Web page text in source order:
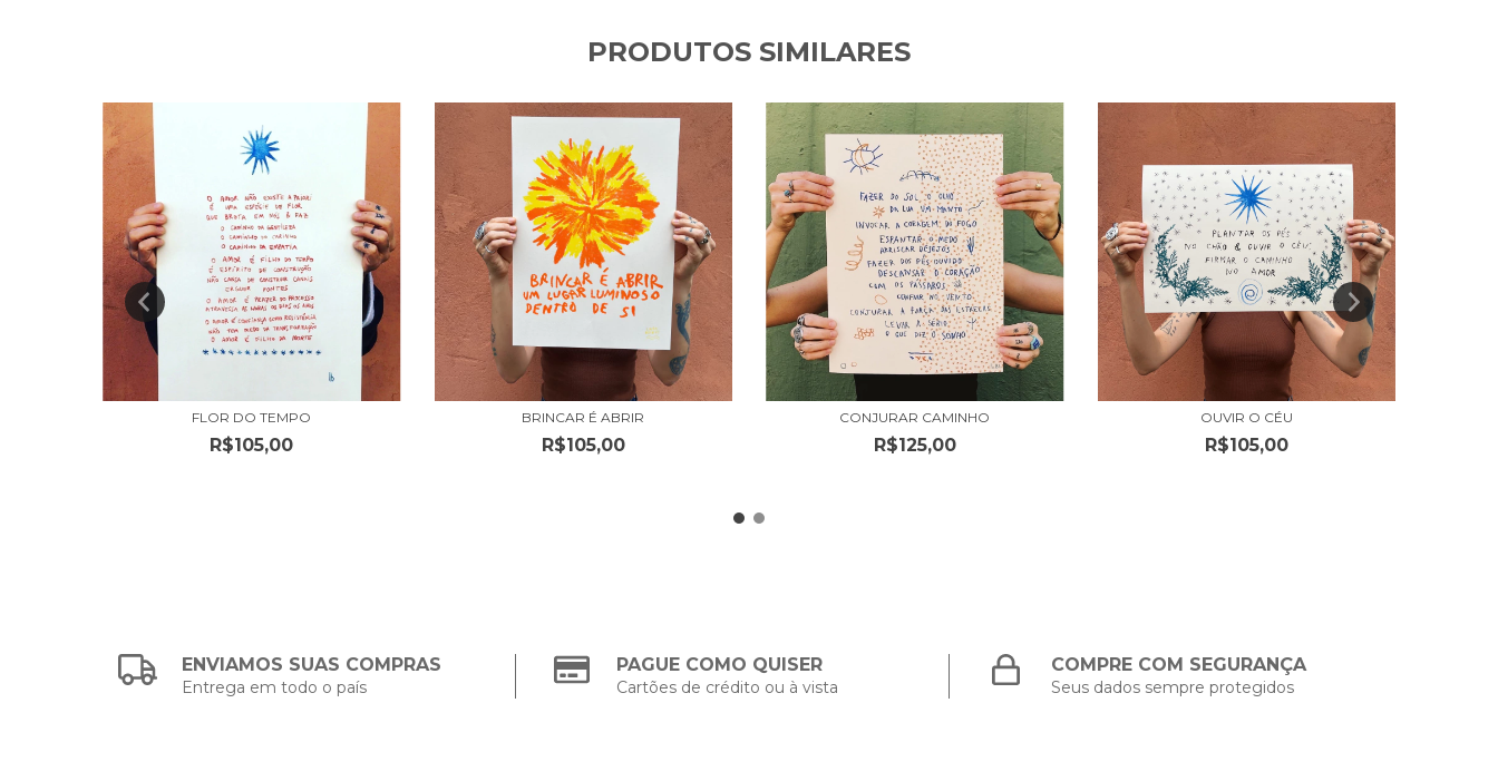
PRODUTOS SIMILARES
FLOR DO TEMPO
R$105,00
BRINCAR É ABRIR
R$105,00
CONJURAR CAMINHO
R$125,00
OUVIR O CÉU
R$105,00
ENVIAMOS SUAS COMPRAS
Entrega em todo o país
PAGUE COMO QUISER
Cartões de crédito ou à vista
COMPRE COM SEGURANÇA
Seus dados sempre protegidos